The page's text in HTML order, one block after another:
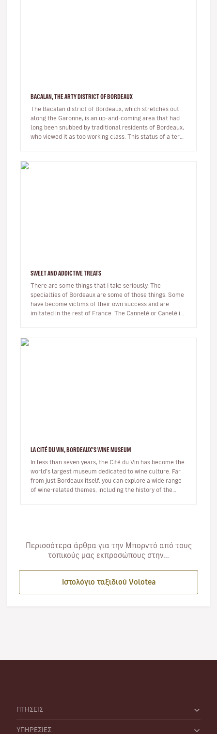
BACALAN, THE ARTY DISTRICT OF BORDEAUX
The Bacalan district of Bordeaux, which stretches out
along the Garonne, is an up-and-coming area that had
long been snubbed by traditional residents of Bordeaux,
who viewed it as too working class. This status of a terra
SWEET AND ADDICTIVE TREATS
There are some things that I take seriously. The
specialties of Bordeaux are some of those things. Some
have become victims of their own success and are
imitated in the rest of France. The Cannelé or Canelé is
LA CITÉ DU VIN, BORDEAUX'S WINE MUSEUM
In less than seven years, the Cité du Vin has become the
world’s largest museum dedicated to wine culture. Far
from just Bordeaux itself, you can explore a wide range
of wine-related themes, including the history of the
Περισσότερα άρθρα για την Μπορντό από τους
τοπικούς μας εκπροσώπους στην...
Ιστολόγιο ταξιδιού Volotea
ΠΤΗΣΕΙΣ
ΥΠΗΡΕΣΙΕΣ